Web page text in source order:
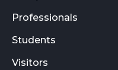
Professionals
Students
Visitors